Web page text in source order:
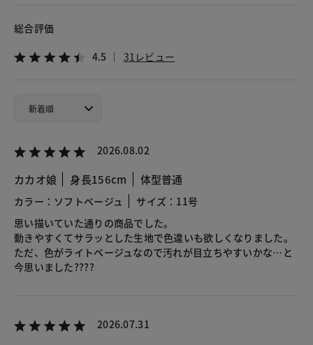
総合評価
4.5 31レビュー
2026.08.02
カカオ娘 身長156cm 体型普通
カラー：ソフトベージュ
サイズ：11号
思い描いていた通りの商品でした。
動きやすくてサラッとした生地で色違いも欲しくなりました。
ただ、色がライトベージュなので汚れが目立ちやすいかな…と
今思いました????
2026.07.31